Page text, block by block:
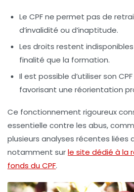
Le CPF ne permet pas de
d’invalidité ou d’inaptitude.
Les droits restent
finalité que la formation.
Il est possible d’utiliser son
favorisant une réorientation
Ce fonctionnement rigoureux
essentielle contre les abus,
plusieurs analyses récentes liées
notamment surle site dédié à la
fonds du CPF.